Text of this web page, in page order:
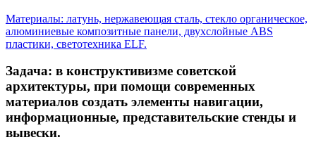
Материалы: латунь, нержавеющая сталь, стекло органическое,
алюминиевые композитные панели, двухслойные ABS
пластики, светотехника ELF.
Задача: в конструктивизме советской
архитектуры, при помощи современных
материалов создать элементы навигации,
информационные, представительские стенды и
вывески.